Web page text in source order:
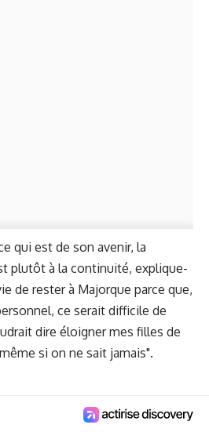
qui est de son avenir, la
plutôt à la continuité, explique-
de rester à Majorque parce que,
ce serait difficile de
dire éloigner mes filles de
si on ne sait jamais".